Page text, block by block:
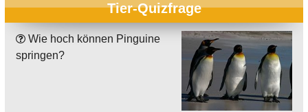
Tier-Quizfrage
Wie hoch können Pinguine
springen?